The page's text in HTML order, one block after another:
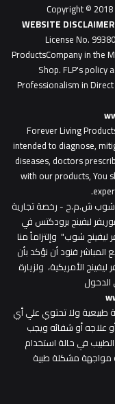
Copyright ©
WEBSITE DISCLAIMER
License No.
ProductsCompany in the
Shop. FLP's policy
Professionalism in
Forever Living
intended to diagnose,
diseases, doctors
with our products, You
شوب ش.م.ح - رخصة تجارية
فوريفر لبفينج برودكتس في
شوب" وإلتزاماً منا
المباشر فنود أن نؤكد بأن
الأمريكية، ولزيارة
طبيعية ولا تحتوي علي أي
علاجه أو شفائه ويجب
في حالة استخدام
مواجهة مشكلة طبية